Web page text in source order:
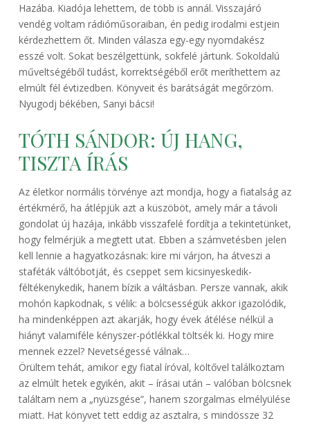
Hazába. Kiadója lehettem, de több is annál. Visszajáró
vendég voltam rádióműsoraiban, én pedig irodalmi estjein
kérdezhettem őt. Minden válasza egy-egy nyomdakész
esszé volt. Sokat beszélgettünk, sokfelé jártunk. Sokoldalú
műveltségéből tudást, korrektségéből erőt meríthettem az
elmúlt fél évtizedben. Könyveit és barátságát megőrzöm.
Nyugodj békében, Sanyi bácsi!
TÓTH SÁNDOR: ÚJ HANG,
TISZTA ÍRÁS
Az életkor normális törvénye azt mondja, hogy a fiatalság az
értékmérő, ha átlépjük azt a küszöböt, amely már a távoli
gondolat új hazája, inkább visszafelé fordítja a tekintetünket,
hogy felmérjük a megtett utat. Ebben a számvetésben jelen
kell lennie a hagyatkozásnak: kire mi várjon, ha átveszi a
staféták váltóbotját, és cseppet sem kicsinyeskedik-
féltékenykedik, hanem bízik a váltásban. Persze vannak, akik
mohón kapkodnak, s vélik: a bölcsességük akkor igazolódik,
ha mindenképpen azt akarják, hogy évek átélése nélkül a
hiányt valamiféle kényszer-pótlékkal töltsék ki. Hogy mire
mennek ezzel? Nevetségessé válnak…
Örültem tehát, amikor egy fiatal íróval, költővel találkoztam
az elmúlt hetek egyikén, akit – írásai után – valóban bölcsnek
találtam nem a „nyüzsgése”, hanem szorgalmas elmélyülése
miatt. Hat könyvet tett eddig az asztalra, s mindössze 32